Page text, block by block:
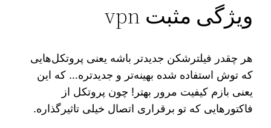
ویژگی مثبت vpn
هر چقدر فیلترشکن جدیدتر باشه یعنی پروتکل‌هایی
که توش استفاده شده بهینه‌تر و جدیدتره… که این
یعنی بازم کیفیت مرور بهتر! چون پروتکل از
فاکتورهایی که تو برقراری اتصال خیلی تاثیرگذاره.